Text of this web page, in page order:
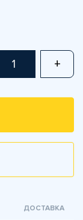
+
ДОСТАВКА